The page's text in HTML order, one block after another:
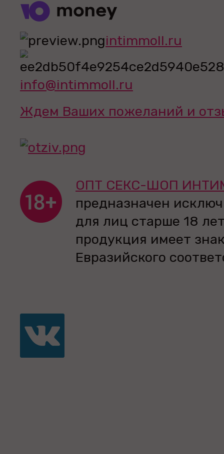
intimmoll.ru
info@intimmoll.ru
Ждем Ваших пожеланий и
ОПТ СЕКС-ШОП
предназначен
для лиц старше 18
продукция имеет
Евразийского